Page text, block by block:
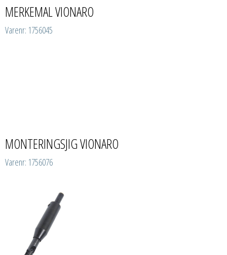
MERKEMAL VIONARO
Varenr: 1756045
MONTERINGSJIG VIONARO
Varenr: 1756076